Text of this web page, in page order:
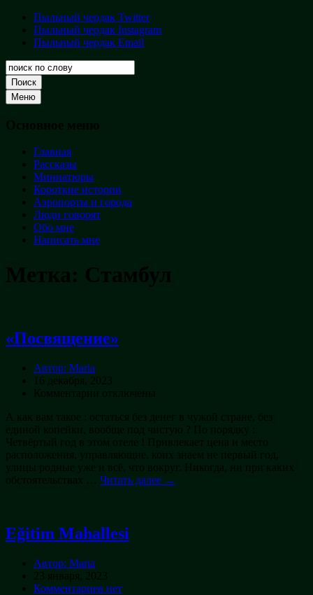
Перейти
содержимому
Пыльный
чердак
Творческая
кладовая
Пыльный чердак Twitter
Пыльный чердак Instagram
Пыльный чердак Email
Поиск
Меню
Основное меню
Главная
Рассказы
Миниатюры
Короткие истории
Аэропорты и города
Люди говорят
Обо мне
Написать мне
Метка: Стамбул
«Посвящение»
Автор: Maria
16 декабря, 2023
Комментарии к
«Посвящение»
отключены
А как вам такое : остаться без денег в чужой стране, без
единой копейки, вообще под чистую ? По порядку :
Четвёртый год в этом отеле ! Привлекает цена и место
расположения, управляющие, коих знаем не первый год,
улицы родные уже и всё, что вокруг. Никогда, ни при каких
обстоятельствах … Читать далее →
Eğitim Mahallesi
Автор: Maria
23 января, 2023
Комментариев нет